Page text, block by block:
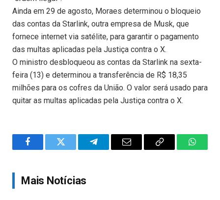
Ainda em 29 de agosto, Moraes determinou o bloqueio
das contas da Starlink, outra empresa de Musk, que
fornece internet via satélite, para garantir o pagamento
das multas aplicadas pela Justiça contra o X.
O ministro desbloqueou as contas da Starlink na sexta-
feira (13) e determinou a transferência de R$ 18,35
milhões para os cofres da União. O valor será usado para
quitar as multas aplicadas pela Justiça contra o X.
FacebookTwitter TelegramEmail
Copy
Mais Notícias